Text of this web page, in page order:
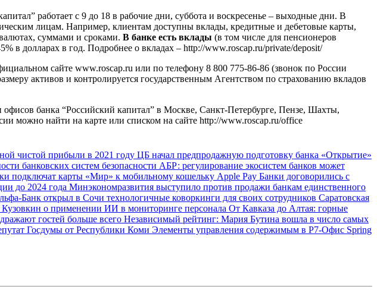
работает c 9 до 18 в рабочие дни, суббота и воскресенье – выходные дни. В
лицам. Например, клиентам доступны вклады, кредитные и дебетовые карты,
суммами и сроками. В банке есть вклады (в том числе для пенсионеров
в долларах в год. Подробнее о вкладах – http://www.roscap.ru/private/deposit/
сайте www.roscap.ru или по телефону 8 800 775-86-86 (звонок по России
активов и контролируется государственным Агентством по страхованию вкладов
банка “Российский капитал” в Москве, Санкт-Петербурге, Пензе, Шахты,
можно найти на карте или списком на сайте http://www.roscap.ru/office
чистой прибыли в 2021 году ЦБ начал предпродажную подготовку банка «Открытие»
банковских систем безопасности АБР: регулирование экосистем банков может
подключат карты «Мир» к мобильному кошельку Apple Pay Банки договорились с
до 2024 года Минэкономразвития выступило против продажи банкам единственного
Банк открыл в Сочи технологичные коворкинги для своих сотрудников Саратовская
Кузовкин о применении ИИ в мониторинге персонала От Кавказа до Алтая: горные
гостей больше всего Независимый рейтинг: Мария Бутина вошла в число самых
Госдумы от Республики Коми Элементы управления содержимым в Р7-Офис Spring